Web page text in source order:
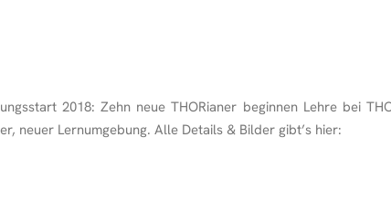
2018: Zehn neue THORianer beginnen Lehre bei
neuer Lernumgebung. Alle Details & Bilder gibt’s hier: